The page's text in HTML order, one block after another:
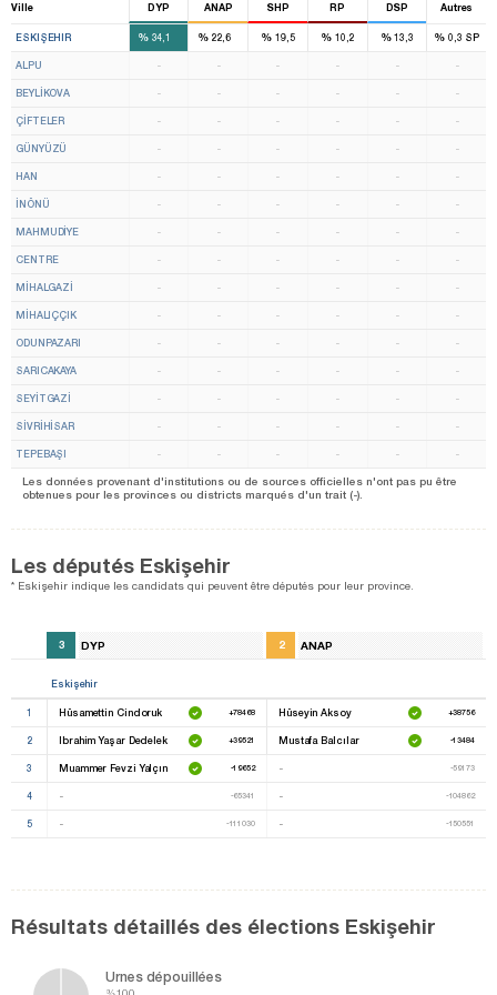
Ville DYP ANAP SHP RP DSP Autres
ESKIŞEHIR %34,1
3
%22,6
2
% 19,5 %10,2 %13,3 %0,3 SP
ALPU - - - - - -
BEYLİKOVA - - - - - -
ÇİFTELER - - - - - -
GÜNYÜZÜ - - - - - -
HAN - - - - - -
İNÖNÜ - - - - - -
MAHMUDİYE - - - - - -
CENTRE - - - - - -
MİHALGAZİ - - - - - -
MİHALIÇÇIK - - - - - -
ODUNPAZARI - - - - - -
SARICAKAYA - - - - - -
SEYİTGAZİ - - - - - -
SİVRİHİSAR - - - - - -
TEPEBAŞI - - - - - -
Les données provenant d'institutions ou de sources officielles n'ont pas pu être
obtenues pour les provinces ou districts marqués d'un trait (-).
Les députés Eskişehir
* Eskişehir indique les candidats qui peuvent être députés pour leur province.
3 DYP 2 ANAP
Eskişehir
1 Hüsamettin Cindoruk +78468 Hüseyin Aksoy +38756
2 Ibrahim Yaşar Dedelek +39521 Mustafa Balcılar -13484
3 Muammer Fevzi Yalçın -19652 - -59173
4 - -65341 - -104862
5 - -111030 - -150551
Résultats détaillés des élections Eskişehir
Urnes dépouillées